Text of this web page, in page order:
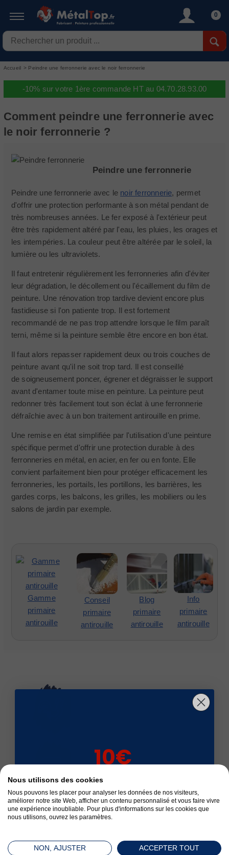
0
Accueil > Peindre une ferronnerie avec le noir ferronnerie
-10% sur votre 1ère commande HT au 04.70.28.93.00
Comment peindre une ferronnerie avec
le noir ferronnerie ?
Peindre une ferronnerie
Peindre une ferronnerie avec le noir ferronnerie, permet
d'offrir une protection performante à son métal pendant de
très nombreuses années. Le fer exposé à l'extérieur peut
être très rapidement altéré par l'eau, les pluies, les orages et
les intempéries. La couleur peut être altérée par le soleil, la
lumière ou les ultraviolets.
Il faut entretenir régulièrement les ferronneries afin d'éviter
leur dégradation, le décollement ou l'écaillement du film de
peinture. Une rénovation trop tardive devient encore plus
fastidieuse si l'on patiente trop. Il est fortement
recommandé de ne pas trop attendre lorsque le film paraît
terni, même si la peinture semble être encore en bon état.
Il faut alors repasser rapidement deux ou trois couches de
peinture avant qu'il ne soit trop tard. Il est conseillé
de soigneusement poncer, égrener et dégraisser le support
avant d'entamer toute mise en peinture. La peinture peut
redonner très facilement tout son éclat à une ferronnerie
défraîchie avec à un bon traitement antirouille en prime.
Une remise en état simplifiée par l'utilisation d'une peinture
spécifique permet d'offrir une protection durable à des
ferronneries en métal, en acier, en fer ou en fonte. Elle
convient parfaitement bien pour protéger efficacement les
ferronneries, les portails, les portillons, les barrières, les
gardes corps, les balcons, les grilles, les mobiliers ou les
salons de jardin par exemple.
Gamme
primaire
antirouille
Conseil
primaire
antirouille
Blog
primaire
antirouille
Info
primaire
antirouille
Livré en 24 à 72 h
Satisfait ou remboursé
Nous utilisons des cookies
Nous pouvons les placer pour analyser les données de nos visiteurs,
améliorer notre site Web, afficher un contenu personnalisé et vous faire vivre
une expérience inoubliable. Pour plus d'informations sur les cookies que
nous utilisons, ouvrez les paramètres.
ACCEPTER TOUT
NON, AJUSTER
10€
sur votre 1ère
commande*